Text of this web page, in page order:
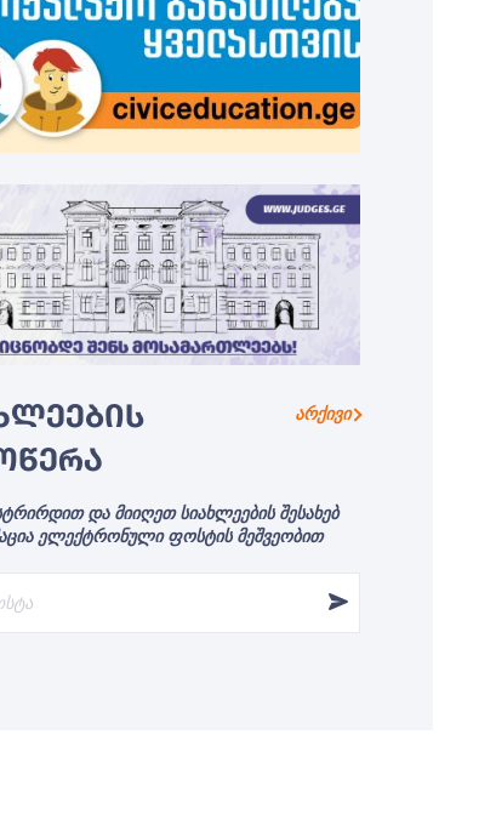
არქივი
და მიიღეთ სიახლეების შესახებ
ელექტრონული ფოსტის მეშვეობით